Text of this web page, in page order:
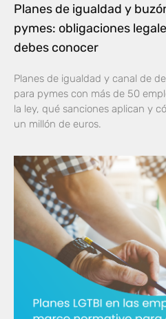
Planes de igualdad y
pymes: obligaciones
debes conocer
Planes de igualdad y canal de
para pymes con más de 50
la ley, qué sanciones aplican y
un millón de euros.